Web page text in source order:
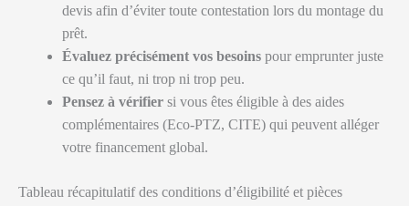
devis afin d’éviter toute contestation lors du montage du
prêt.
Évaluez précisément vos besoins pour emprunter juste
ce qu’il faut, ni trop ni trop peu.
Pensez à vérifier si vous êtes éligible à des aides
complémentaires (Eco-PTZ, CITE) qui peuvent alléger
votre financement global.
Tableau récapitulatif des conditions d’éligibilité et pièces